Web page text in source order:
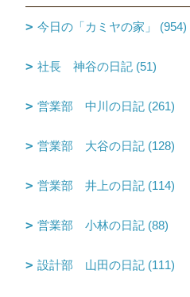
今日の「カミヤの家」 (954)
社長 神谷の日記 (51)
営業部 中川の日記 (261)
営業部 大谷の日記 (128)
営業部 井上の日記 (114)
営業部 小林の日記 (88)
設計部 山田の日記 (111)